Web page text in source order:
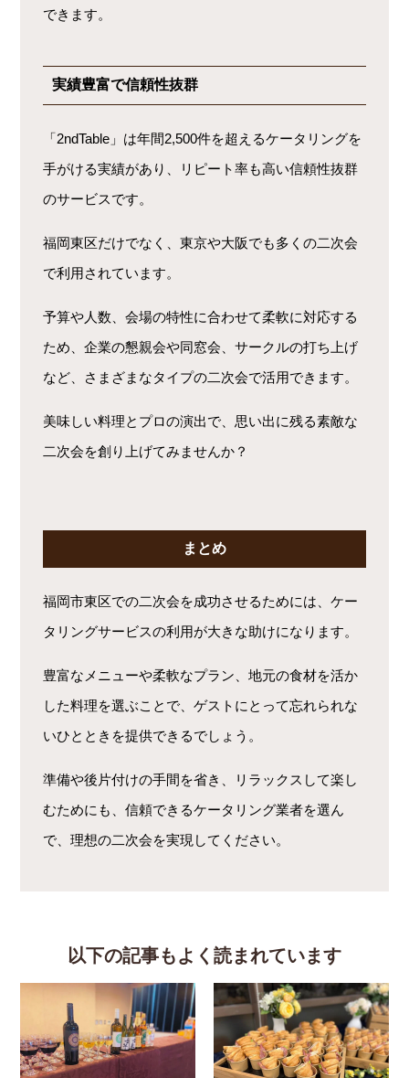
できます。
実績豊富で信頼性抜群
「2ndTable」は年間2,500件を超えるケータリングを
手がける実績があり、リピート率も高い信頼性抜群
のサービスです。
福岡東区だけでなく、東京や大阪でも多くの二次会
で利用されています。
予算や人数、会場の特性に合わせて柔軟に対応する
ため、企業の懇親会や同窓会、サークルの打ち上げ
など、さまざまなタイプの二次会で活用できます。
美味しい料理とプロの演出で、思い出に残る素敵な
二次会を創り上げてみませんか？
まとめ
福岡市東区での二次会を成功させるためには、ケー
タリングサービスの利用が大きな助けになります。
豊富なメニューや柔軟なプラン、地元の食材を活か
した料理を選ぶことで、ゲストにとって忘れられな
いひとときを提供できるでしょう。
準備や後片付けの手間を省き、リラックスして楽し
むためにも、信頼できるケータリング業者を選ん
で、理想の二次会を実現してください。
以下の記事もよく読まれています